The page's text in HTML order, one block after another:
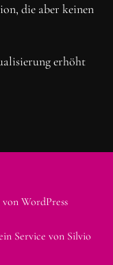
die aber keinen
erhöht
WordPress
Service von Silvio